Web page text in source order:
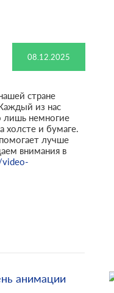
08.12.2025
стране
из нас
лишь немногие
холсте и бумаге.
лучше
внимания в